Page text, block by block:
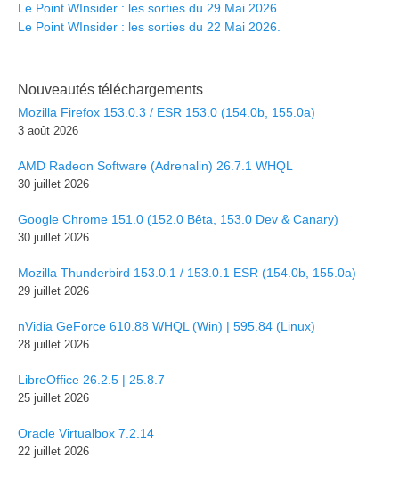
Le Point WInsider : les sorties du 29 Mai 2026.
Le Point WInsider : les sorties du 22 Mai 2026.
Nouveautés téléchargements
Mozilla Firefox 153.0.3 / ESR 153.0 (154.0b, 155.0a)
3 août 2026
AMD Radeon Software (Adrenalin) 26.7.1 WHQL
30 juillet 2026
Google Chrome 151.0 (152.0 Bêta, 153.0 Dev & Canary)
30 juillet 2026
Mozilla Thunderbird 153.0.1 / 153.0.1 ESR (154.0b, 155.0a)
29 juillet 2026
nVidia GeForce 610.88 WHQL (Win) | 595.84 (Linux)
28 juillet 2026
LibreOffice 26.2.5 | 25.8.7
25 juillet 2026
Oracle Virtualbox 7.2.14
22 juillet 2026